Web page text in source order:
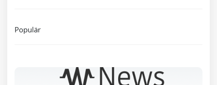
Populär